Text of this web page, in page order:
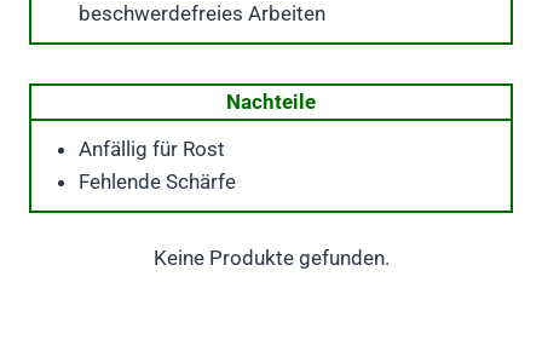
beschwerdefreies Arbeiten
Nachteile
Anfällig für Rost
Fehlende Schärfe
Keine Produkte gefunden.